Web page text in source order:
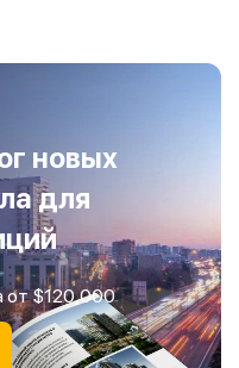
новых
для
от $120,000